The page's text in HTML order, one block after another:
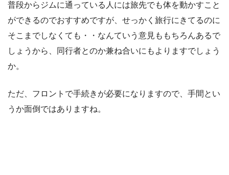
普段からジムに通っている人には旅先でも体を動かすこと
ができるのでおすすめですが、せっかく旅行にきてるのに
そこまでしなくても・・なんていう意見ももちろんあるで
しょうから、同行者とのか兼ね合いにもよりますでしょう
か。
ただ、フロントで手続きが必要になりますので、手間とい
うか面倒ではありますね。